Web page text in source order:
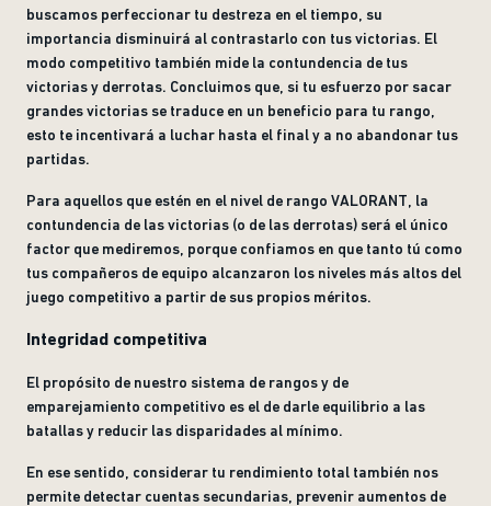
buscamos perfeccionar tu destreza en el tiempo, su
importancia disminuirá al contrastarlo con tus victorias. El
modo competitivo también mide la contundencia de tus
victorias y derrotas. Concluimos que, si tu esfuerzo por sacar
grandes victorias se traduce en un beneficio para tu rango,
esto te incentivará a luchar hasta el final y a no abandonar tus
partidas.
Para aquellos que estén en el nivel de rango VALORANT, la
contundencia de las victorias (o de las derrotas) será el único
factor que mediremos, porque confiamos en que tanto tú como
tus compañeros de equipo alcanzaron los niveles más altos del
juego competitivo a partir de sus propios méritos.
Integridad competitiva
El propósito de nuestro sistema de rangos y de
emparejamiento competitivo es el de darle equilibrio a las
batallas y reducir las disparidades al mínimo.
En ese sentido, considerar tu rendimiento total también nos
permite detectar cuentas secundarias, prevenir aumentos de